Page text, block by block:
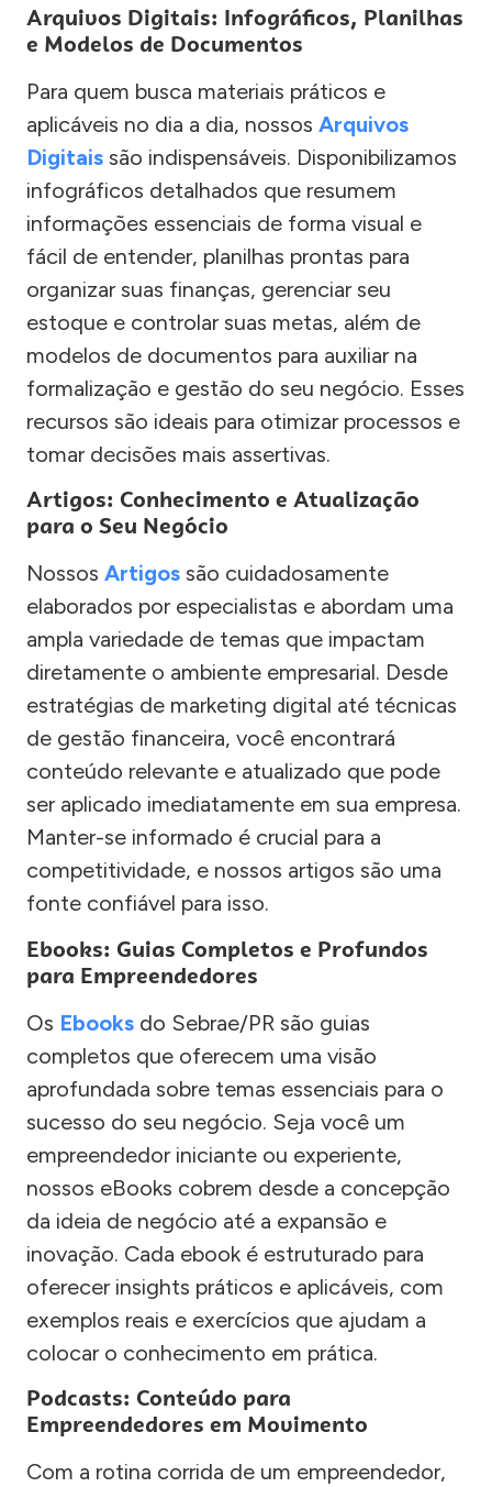
Arquivos Digitais: Infográficos, Planilhas
e Modelos de Documentos
Para quem busca materiais práticos e
aplicáveis no dia a dia, nossos Arquivos
Digitais são indispensáveis. Disponibilizamos
infográficos detalhados que resumem
informações essenciais de forma visual e
fácil de entender, planilhas prontas para
organizar suas finanças, gerenciar seu
estoque e controlar suas metas, além de
modelos de documentos para auxiliar na
formalização e gestão do seu negócio. Esses
recursos são ideais para otimizar processos e
tomar decisões mais assertivas.
Artigos: Conhecimento e Atualização
para o Seu Negócio
Nossos Artigos são cuidadosamente
elaborados por especialistas e abordam uma
ampla variedade de temas que impactam
diretamente o ambiente empresarial. Desde
estratégias de marketing digital até técnicas
de gestão financeira, você encontrará
conteúdo relevante e atualizado que pode
ser aplicado imediatamente em sua empresa.
Manter-se informado é crucial para a
competitividade, e nossos artigos são uma
fonte confiável para isso.
Ebooks: Guias Completos e Profundos
para Empreendedores
Os Ebooks do Sebrae/PR são guias
completos que oferecem uma visão
aprofundada sobre temas essenciais para o
sucesso do seu negócio. Seja você um
empreendedor iniciante ou experiente,
nossos eBooks cobrem desde a concepção
da ideia de negócio até a expansão e
inovação. Cada ebook é estruturado para
oferecer insights práticos e aplicáveis, com
exemplos reais e exercícios que ajudam a
colocar o conhecimento em prática.
Podcasts: Conteúdo para
Empreendedores em Movimento
Com a rotina corrida de um empreendedor,